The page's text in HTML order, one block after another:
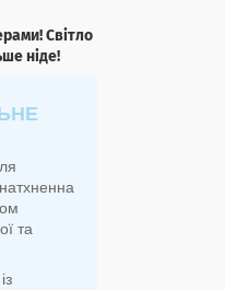
Світло
ніде!
та